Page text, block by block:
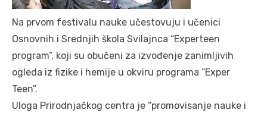
Na prvom festivalu nauke učestovuju i učenici
Osnovnih i Srednjih škola Svilajnca “Experteen
program”, koji su obučeni za izvođenje zanimljivih
ogleda iz fizike i hemije u okviru programa “Exper
Teen”.
Uloga Prirodnjačkog centra je “promovisanje nauke i